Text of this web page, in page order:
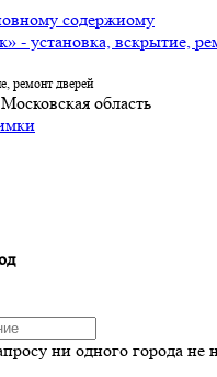
содержиому
ремонт дверей
ни одного города не